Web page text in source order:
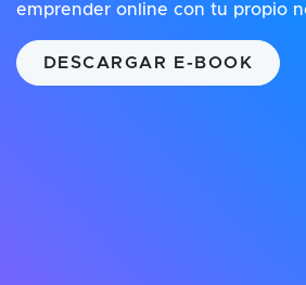
emprender online con tu propio
DESCARGAR E-BOOK